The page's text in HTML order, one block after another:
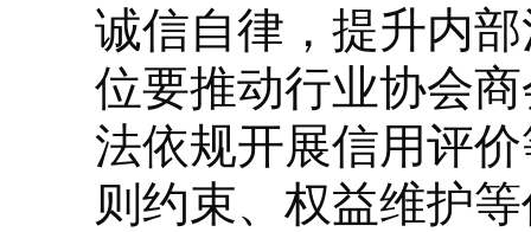
诚信自律，提升内
位要推动行业协会
法依规开展信用评
则约束、权益维护